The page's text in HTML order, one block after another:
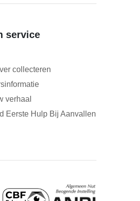
service
collecteren
verhaal
Eerste Hulp Bij Aanvallen